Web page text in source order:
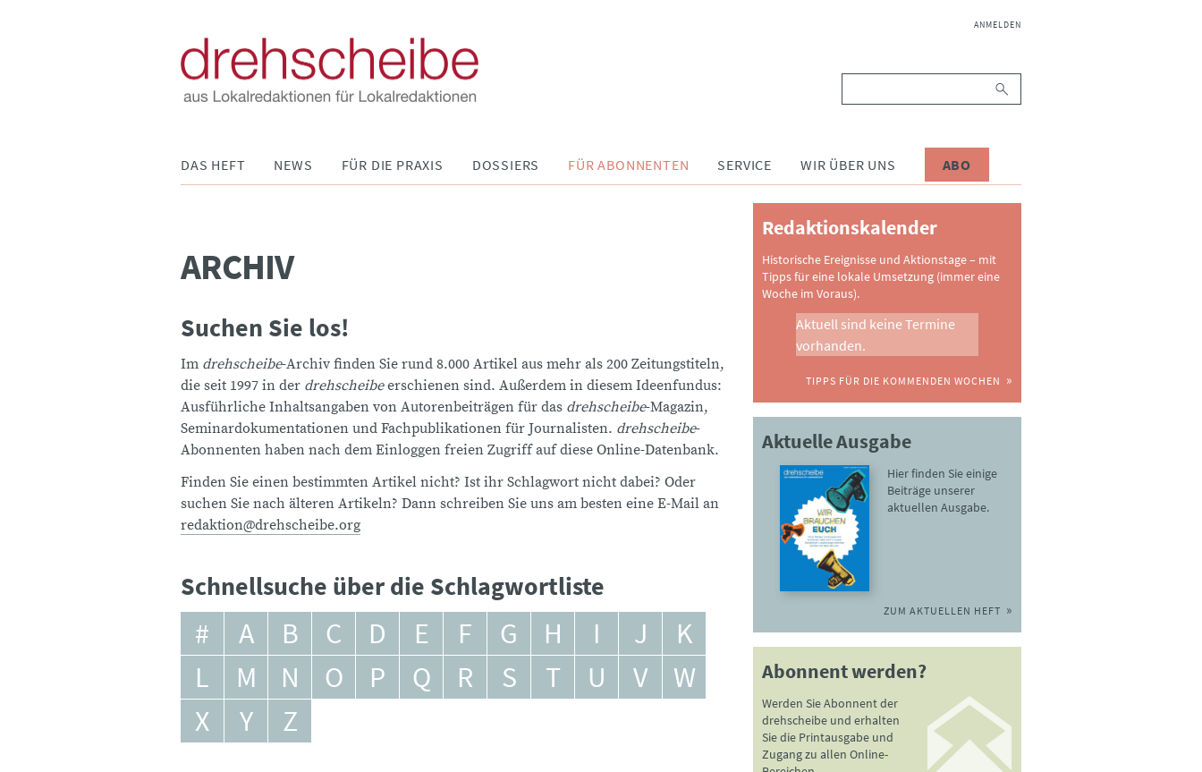
NAVIGATION
ANMELDEN
DAS HEFT NEWS FÜR DIE PRAXIS DOSSIERS FÜR ABONNENTEN SERVICE WIR ÜBER UNS ABO
ARCHIV
Suchen Sie los!
Im drehscheibe-Archiv finden Sie rund 8.000 Artikel aus mehr als 200 Zeitungstiteln,
die seit 1997 in der drehscheibeerschienen sind. Außerdem in diesem Ideenfundus:
Ausführliche Inhaltsangaben von Autorenbeiträgen für das drehscheibe-Magazin,
Seminardokumentationen und Fachpublikationen für Journalisten. drehscheibe-
Abonnenten haben nach dem Einloggen freien Zugriff auf diese Online-Datenbank.
Finden Sie einen bestimmten Artikel nicht? Ist ihr Schlagwort nicht dabei? Oder
suchen Sie nach älteren Artikeln? Dann schreiben Sie uns am besten eine E-Mail an
redaktion@drehscheibe.org
Schnellsuche über die Schlagwortliste
# A B C D E F G H I J
K
L
M N O P Q R S T U V
W
X
Y Z
Redaktionskalender
Historische Ereignisse und Aktionstage – mit
Tipps für eine lokale Umsetzung (immer eine
Woche im Voraus).
Aktuell sind keine Termine
vorhanden.
TIPPS FÜR DIE KOMMENDEN WOCHEN
Aktuelle Ausgabe
Hier finden Sie einige
Beiträge unserer
aktuellen Ausgabe.
ZUM AKTUELLEN HEFT
Abonnent werden?
Werden Sie Abonnent der
drehscheibe und erhalten
Sie die Printausgabe und
Zugang zu allen Online-